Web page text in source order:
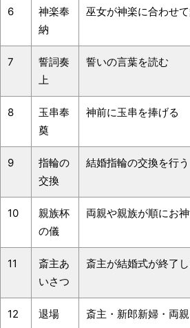
6
神楽奉
納
巫女が神楽に合わせ
7
誓詞奏
上
誓いの言葉を読む
8
玉串奉
奠
神前に玉串を捧げる
9
指輪の
交換
結婚指輪の交換を行う
10
親族杯
の儀
両親や親族が順にお
11
斎主あ
いさつ
斎主が結婚式が終了
12 退場
斎主・新郎新婦・両